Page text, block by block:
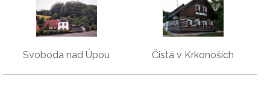
Svoboda nad Úpou Čistá v Krkonoších